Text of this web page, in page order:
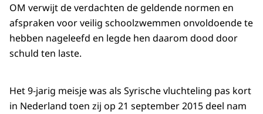
OM verwijt de verdachten de geldende normen en
afspraken voor veilig schoolzwemmen onvoldoende te
hebben nageleefd en legde hen daarom dood door
schuld ten laste.
Het 9-jarig meisje was als Syrische vluchteling pas kort
in Nederland toen zij op 21 september 2015 deel nam